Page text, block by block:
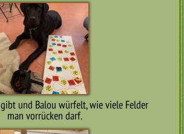
und Balou würfelt, wie viele Felder
man vorrücken darf.